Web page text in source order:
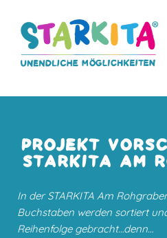
PROJEKT
STARKITA AM
In der STARKITA Am
Buchstaben werden sortiert
Reihenfolge gebracht…denn…